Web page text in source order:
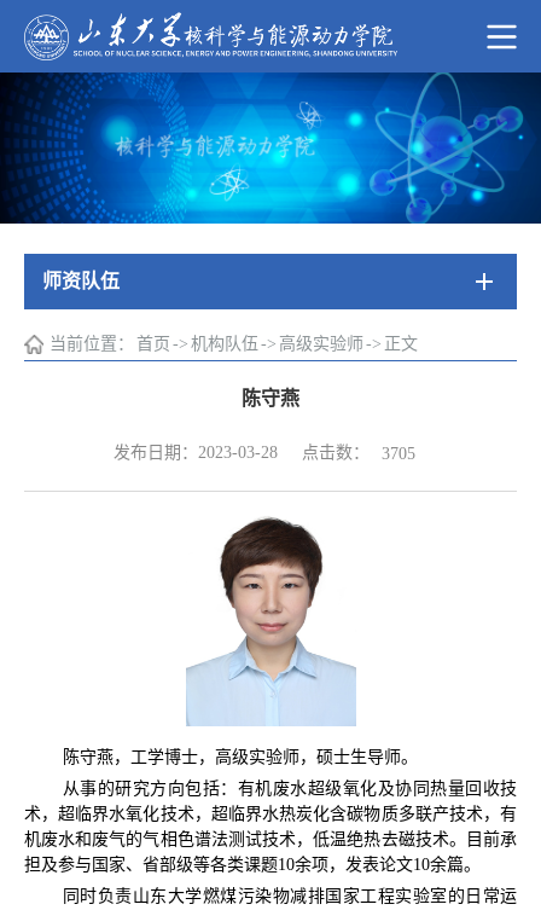
师资队伍
当前位置： 首页 -> 机构队伍 -> 高级实验师 -> 正文
陈守燕
发布日期：2023-03-28 点击数： 3705
陈守燕，工学博士，高级实验师，硕士生导师。
从事的研究方向包括：有机废水超级氧化及协同热量回收技
术，超临界水氧化技术，超临界水热炭化含碳物质多联产技术，有
机废水和废气的气相色谱法测试技术，低温绝热去磁技术。目前承
担及参与国家、省部级等各类课题10余项，发表论文10余篇。
同时负责山东大学燃煤污染物减排国家工程实验室的日常运